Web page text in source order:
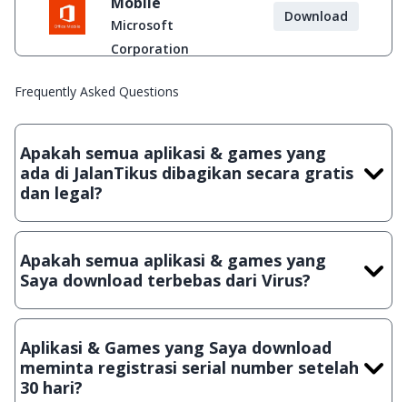
Microsoft
Corporation
Download
Frequently Asked Questions
Apakah semua aplikasi & games yang
ada di JalanTikus dibagikan secara gratis
dan legal?
Ya, JalanTikus hanya membagikan aplikasi & games yang
crack, patch atau semacamnya.
Apakah semua aplikasi & games yang
Saya download terbebas dari Virus?
Ya, JalanTikus selalu melakukan scanning dengan 3 jenis
suatu aplikasi atau games, sehingga bisa dijamin 100%
terbebas dari virus.
Aplikasi & Games yang Saya download
meminta registrasi serial number setelah
30 hari?